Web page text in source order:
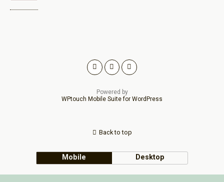
Powered by
WPtouch Mobile Suite for WordPress
Back to top
Mobile Desktop